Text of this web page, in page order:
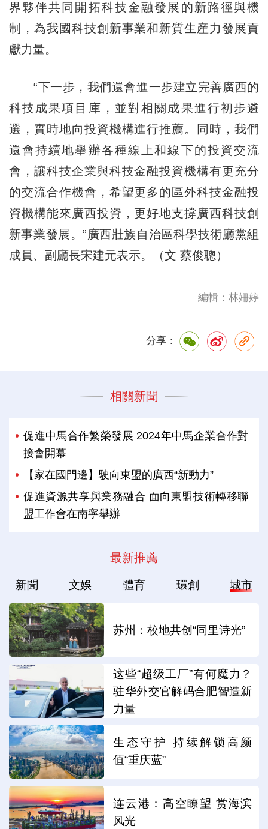
界夥伴共同開拓科技金融發展的新路徑與機
制，為我國科技創新事業和新質生産力發展貢
獻力量。
“下一步，我們還會進一步建立完善廣西的
科技成果項目庫，並對相關成果進行初步遴
選，實時地向投資機構進行推薦。同時，我們
還會持續地舉辦各種線上和線下的投資交流
會，讓科技企業與科技金融投資機構有更充分
的交流合作機會，希望更多的區外科技金融投
資機構能來廣西投資，更好地支撐廣西科技創
新事業發展。”廣西壯族自治區科學技術廳黨組
成員、副廳長宋建元表示。（文 蔡俊聰）
編輯：林姍婷
分享：
相關新聞
促進中馬合作繁榮發展 2024年中馬企業合作對
接會開幕
【家在國門邊】駛向東盟的廣西“新動力”
促進資源共享與業務融合 面向東盟技術轉移聯
盟工作會在南寧舉辦
最新推薦
新聞 文娛 體育 環創 城市
苏州：校地共创“同里诗光”
这些“超级工厂”有何魔力？
驻华外交官解码合肥智造新
力量
生态守护 持续解锁高颜
值“重庆蓝”
连云港：高空瞭望 赏海滨
风光